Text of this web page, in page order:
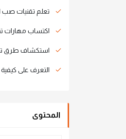
تعلم تقنيات صب
اكتساب مهارات
استكشاف طرق
التعرف على كيفية
المحتوى